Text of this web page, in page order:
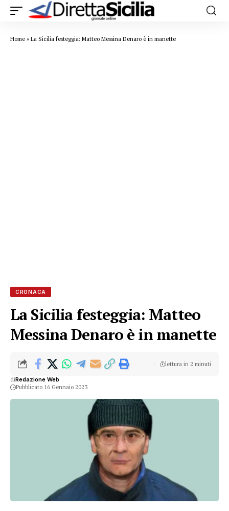
Home » La Sicilia festeggia: Matteo Messina Denaro è in manette
CRONACA
La Sicilia festeggia: Matteo
Messina Denaro è in manette
diRedazione Web
Pubblicato 16 Gennaio 2023
lettura in 2 minuti